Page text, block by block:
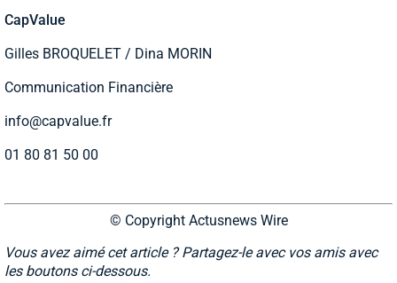
CapValue
Gilles BROQUELET / Dina MORIN
Communication Financière
info@capvalue.fr
01 80 81 50 00
© Copyright Actusnews Wire
Vous avez aimé cet article ? Partagez-le avec vos amis avec
les boutons ci-dessous.